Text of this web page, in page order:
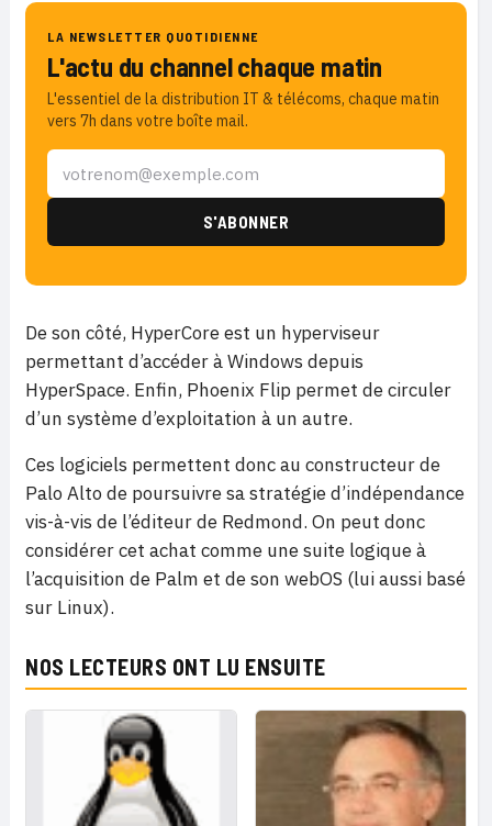
LA NEWSLETTER QUOTIDIENNE
L'actu du channel chaque matin
L'essentiel de la distribution IT & télécoms, chaque matin
vers 7h dans votre boîte mail.
De son côté, HyperCore est un hyperviseur
permettant d’accéder à Windows depuis
HyperSpace. Enfin, Phoenix Flip permet de circuler
d’un système d’exploitation à un autre.
Ces logiciels permettent donc au constructeur de
Palo Alto de poursuivre sa stratégie d’indépendance
vis-à-vis de l’éditeur de Redmond. On peut donc
considérer cet achat comme une suite logique à
l’acquisition de Palm et de son webOS (lui aussi basé
sur Linux).
NOS LECTEURS ONT LU ENSUITE